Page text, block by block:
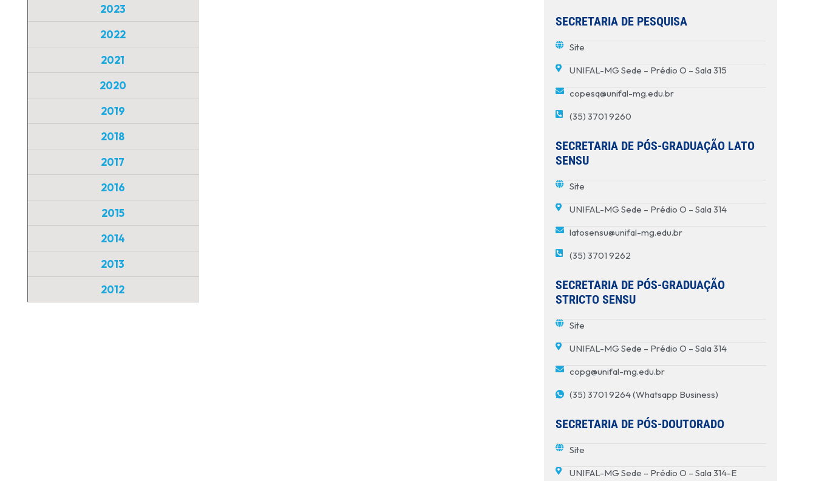
2023
2022
2021
2020
2019
2018
2017
2016
2015
2014
2013
2012
SECRETARIA DE PESQUISA
Site
UNIFAL-MG Sede – Prédio O – Sala 315
copesq@unifal-mg.edu.br
(35) 3701 9260
SECRETARIA DE PÓS-GRADUAÇÃO LATO
SENSU
Site
UNIFAL-MG Sede – Prédio O – Sala 314
latosensu@unifal-mg.edu.br
(35) 3701 9262
SECRETARIA DE PÓS-GRADUAÇÃO
STRICTO SENSU
Site
UNIFAL-MG Sede – Prédio O – Sala 314
copg@unifal-mg.edu.br
(35) 3701 9264 (Whatsapp Business)
SECRETARIA DE PÓS-DOUTORADO
Site
UNIFAL-MG Sede – Prédio O – Sala 314-E